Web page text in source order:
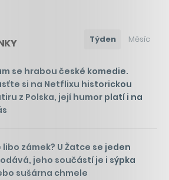
Týden Měsíc
se hrabou české komedie.
si na Netflixu historickou
z Polska, její humor platí i na
libo zámek? U Žatce se jeden
jeho součástí je i sýpka
sušárna chmele